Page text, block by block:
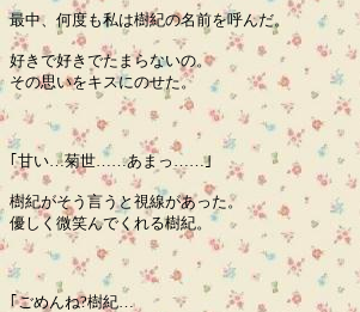
最中、何度も私は樹紀の名前を呼んだ。
好きで好きでたまらないの。
その思いをキスにのせた。
｢甘い…菊世……あまっ……｣
樹紀がそう言うと視線があった。
優しく微笑んでくれる樹紀。
｢ごめんね?樹紀…